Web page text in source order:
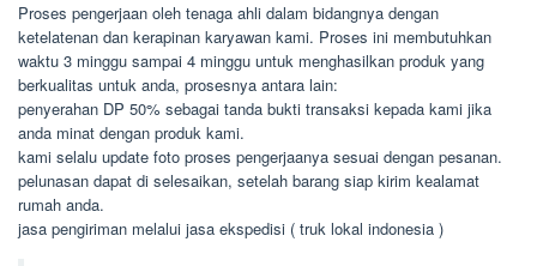
Proses pengerjaan oleh tenaga ahli dalam bidangnya dengan
ketelatenan dan kerapinan karyawan kami. Proses ini membutuhkan
waktu 3 minggu sampai 4 minggu untuk menghasilkan produk yang
berkualitas untuk anda, prosesnya antara lain:
penyerahan DP 50% sebagai tanda bukti transaksi kepada kami jika
anda minat dengan produk kami.
kami selalu update foto proses pengerjaanya sesuai dengan pesanan.
pelunasan dapat di selesaikan, setelah barang siap kirim kealamat
rumah anda.
jasa pengiriman melalui jasa ekspedisi ( truk lokal indonesia )